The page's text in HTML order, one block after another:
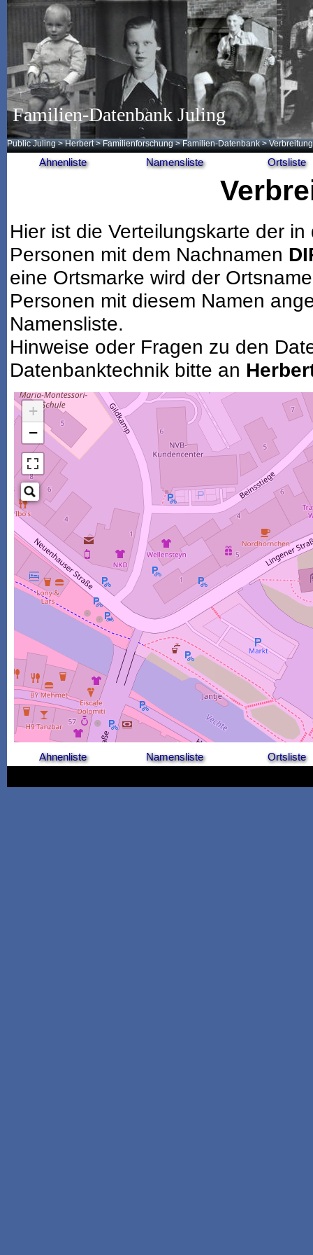
Familien-Datenbank Juling
Public Juling >Herbert >Familienforschung >Familien-Datenbank >
Ahnenliste Namensliste Ortsliste
Hier ist die Verteilungskarte der
Personen mit dem Nachnamen
eine Ortsmarke wird der
Personen mit diesem Namen
Namensliste.
Hinweise oder Fragen zu den
Datenbanktechnik bitte an
+
−
Ahnenliste Namensliste Ortsliste